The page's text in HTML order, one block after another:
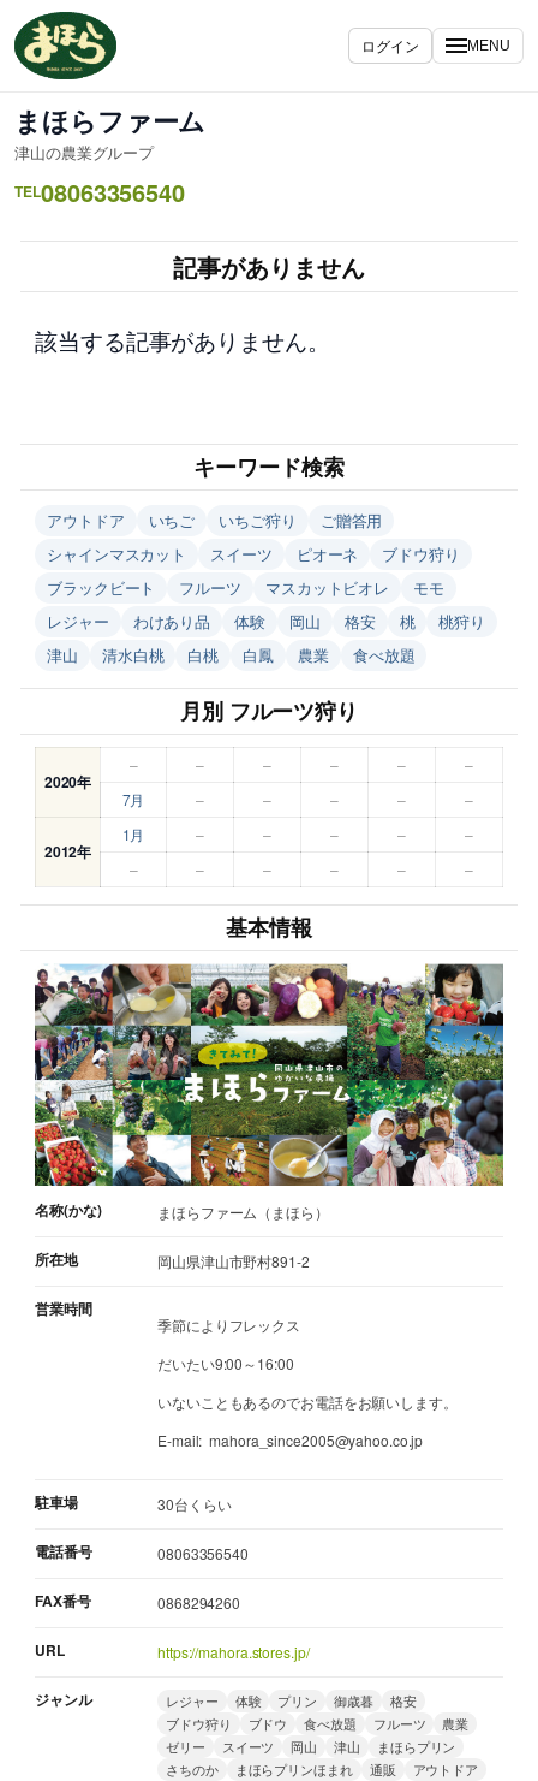
容
を
キ
ッ
プ
ログイン MENU
まほらファーム
津山の農業グループ
TEL08063356540
記事がありません
該当する記事がありません。
キーワード検索
アウトドア いちご いちご狩り
ご贈答用
シャインマスカット
スイーツ ピオーネ
ブドウ狩り
ブラックビート
フルーツ マスカットビオレ
モモ
レジャー
わけあり品 体験 岡山 格安 桃
桃狩り
津山
清水白桃 白桃 白鳳 農業 食べ放題
月別 フルーツ狩り
2020年
– – – – –
–
7月
– – – – –
2012年
1月 – – – –
–
–
– – – – –
基本情報
名称(かな) まほらファーム（まほら）
所在地 岡山県津山市野村891-2
営業時間
季節によりフレックス
だいたい9:00～16:00
いないこともあるのでお電話をお願いします。
E-mail: mahora_since2005@yahoo.co.jp
駐車場 30台くらい
電話番号 08063356540
FAX番号 0868294260
URL https://mahora.stores.jp/
ジャンル レジャー 体験 プリン 御歳暮
格安
ブドウ狩り
ブドウ 食べ放題 フルーツ
農業
ゼリー
スイーツ 岡山 津山
まほらプリン
さちのか
まほらプリンほまれ 通販
アウトドア